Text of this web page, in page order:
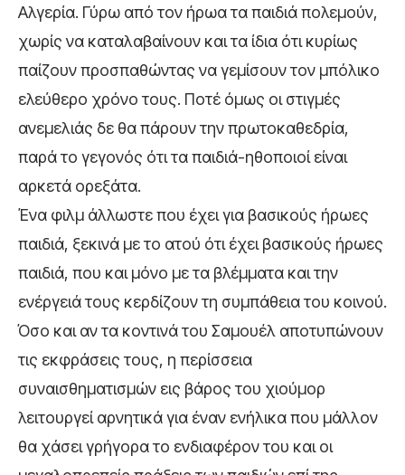
Αλγερία. Γύρω από τον ήρωα τα παιδιά πολεμούν,
χωρίς να καταλαβαίνουν και τα ίδια ότι κυρίως
παίζουν προσπαθώντας να γεμίσουν τον μπόλικο
ελεύθερο χρόνο τους. Ποτέ όμως οι στιγμές
ανεμελιάς δε θα πάρουν την πρωτοκαθεδρία,
παρά το γεγονός ότι τα παιδιά-ηθοποιοί είναι
αρκετά ορεξάτα.
Ένα φιλμ άλλωστε που έχει για βασικούς ήρωες
παιδιά, ξεκινά με το ατού ότι έχει βασικούς ήρωες
παιδιά, που και μόνο με τα βλέμματα και την
ενέργειά τους κερδίζουν τη συμπάθεια του κοινού.
Όσο και αν τα κοντινά του Σαμουέλ αποτυπώνουν
τις εκφράσεις τους, η περίσσεια
συναισθηματισμών εις βάρος του χιούμορ
λειτουργεί αρνητικά για έναν ενήλικα που μάλλον
θα χάσει γρήγορα το ενδιαφέρον του και οι